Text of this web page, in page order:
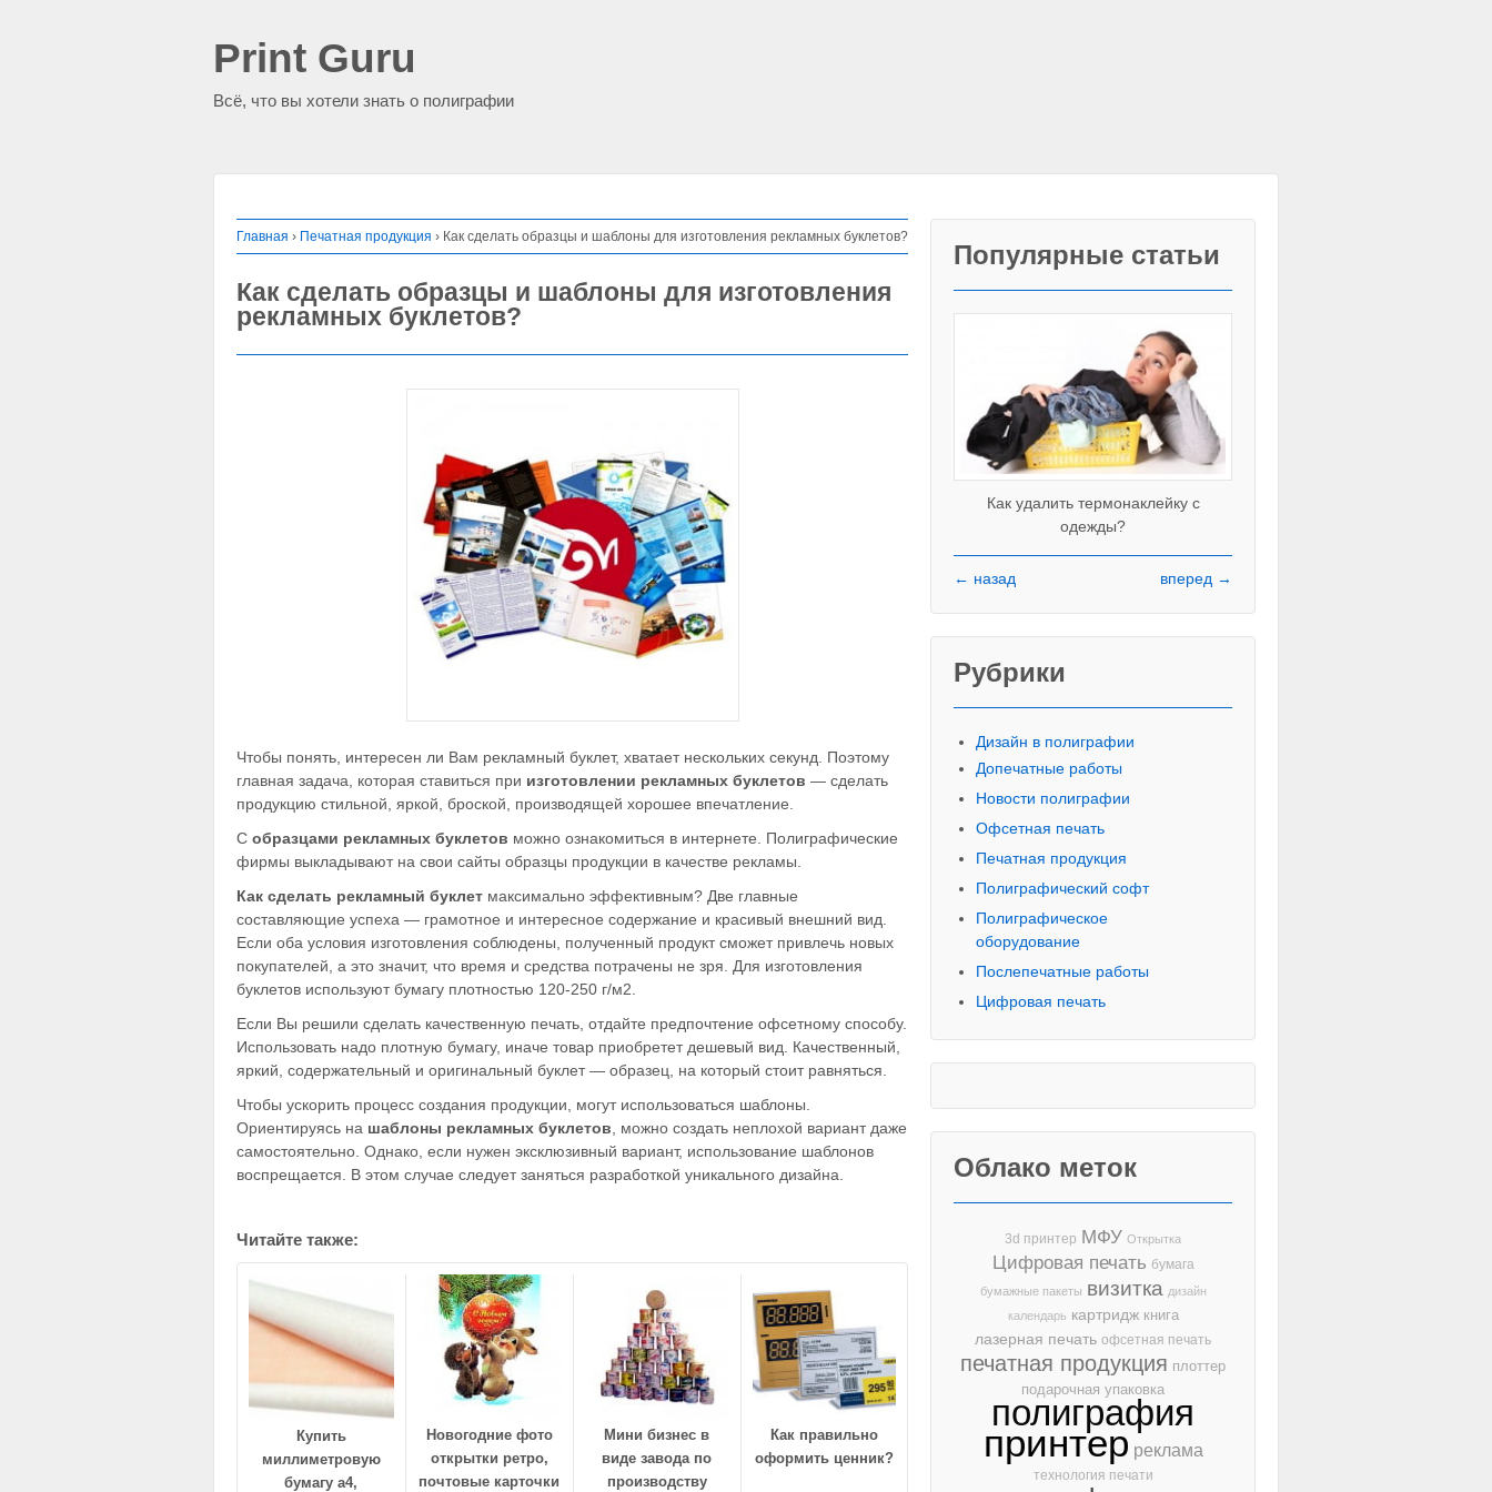
Print Guru
Всё, что вы хотели знать о полиграфии
Главная › Печатная продукция › Как сделать образцы и шаблоны для изготовления рекламных буклетов?
Как сделать образцы и шаблоны для изготовления
рекламных буклетов?
Чтобы понять, интересен ли Вам рекламный буклет, хватает нескольких секунд. Поэтому
главная задача, которая ставиться при изготовлении рекламных буклетов — сделать
продукцию стильной, яркой, броской, производящей хорошее впечатление.
С образцами рекламных буклетов можно ознакомиться в интернете. Полиграфические
фирмы выкладывают на свои сайты образцы продукции в качестве рекламы.
Как сделать рекламный буклет максимально эффективным? Две главные
составляющие успеха — грамотное и интересное содержание и красивый внешний вид.
Если оба условия изготовления соблюдены, полученный продукт сможет привлечь новых
покупателей, а это значит, что время и средства потрачены не зря. Для изготовления
буклетов используют бумагу плотностью 120-250 г/м2.
Если Вы решили сделать качественную печать, отдайте предпочтение офсетному способу.
Использовать надо плотную бумагу, иначе товар приобретет дешевый вид. Качественный,
яркий, содержательный и оригинальный буклет — образец, на который стоит равняться.
Чтобы ускорить процесс создания продукции, могут использоваться шаблоны.
Ориентируясь на шаблоны рекламных буклетов , можно создать неплохой вариант даже
самостоятельно. Однако, если нужен эксклюзивный вариант, использование шаблонов
воспрещается. В этом случае следует заняться разработкой уникального дизайна.
Читайте также:
Купить
миллиметровую
бумагу а4,
Новогодние фото
открытки ретро,
почтовые карточки
Мини бизнес в
виде завода по
производству
Как правильно
оформить ценник?
Популярные статьи
Как удалить термонаклейку с
одежды?
Красивые печатные буквы
← назад вперед →
Рубрики
Дизайн в полиграфии
Допечатные работы
Новости полиграфии
Офсетная печать
Печатная продукция
Полиграфический софт
Полиграфическое
оборудование
Послепечатные работы
Цифровая печать
Облако меток
3d принтер МФУ Открытка
Цифровая печать бумага
бумажные пакеты визитка дизайн
календарь картридж книга
лазерная печать офсетная печать
печатная продукция плоттер
подарочная упаковка
полиграфия
принтер реклама
технология печати